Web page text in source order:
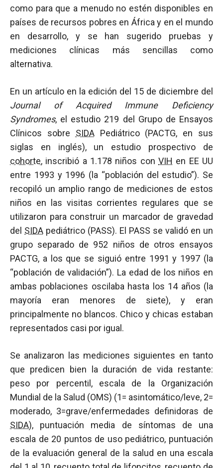
como para que a menudo no estén disponibles en
países de recursos pobres en África y en el mundo
en desarrollo, y se han sugerido pruebas y
mediciones clínicas más sencillas como
alternativa.
En un artículo en la edición del 15 de diciembre del
Journal of Acquired Immune Deficiency
Syndromes, el estudio 219 del Grupo de Ensayos
Clínicos sobre SIDAPediátrico (PACTG, en sus
siglas en inglés), un estudio prospectivo de
cohorte, inscribió a 1.178 niños con VIH en EE UU
entre 1993 y 1996 (la “población del estudio”). Se
recopiló un amplio rango de mediciones de estos
niños en las visitas corrientes regulares que se
utilizaron para construir un marcador de gravedad
del SIDA pediátrico (PASS). El PASS se validó en un
grupo separado de 952 niños de otros ensayos
PACTG, a los que se siguió entre 1991 y 1997 (la
“población de validación”). La edad de los niños en
ambas poblaciones oscilaba hasta los 14 años (la
mayoría eran menores de siete), y eran
principalmente no blancos. Chico y chicas estaban
representados casi por igual.
Se analizaron las mediciones siguientes en tanto
que predicen bien la duración de vida restante:
peso por percentil, escala de la Organización
Mundial de la Salud (OMS) (1= asintomático/leve, 2=
moderado, 3=grave/enfermedades definidoras de
SIDA), puntuación media de síntomas de una
escala de 20 puntos de uso pediátrico, puntuación
de la evaluación general de la salud en una escala